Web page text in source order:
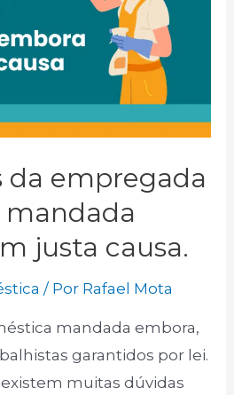
da empregada
justa causa.
/ Por Rafael Mota
mandada embora,
garantidos por lei.
muitas dúvidas